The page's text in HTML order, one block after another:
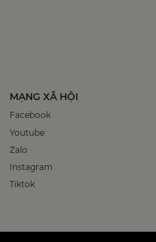
MẠNG XÃ HỘI
Facebook
Youtube
Zalo
Instagram
Tiktok